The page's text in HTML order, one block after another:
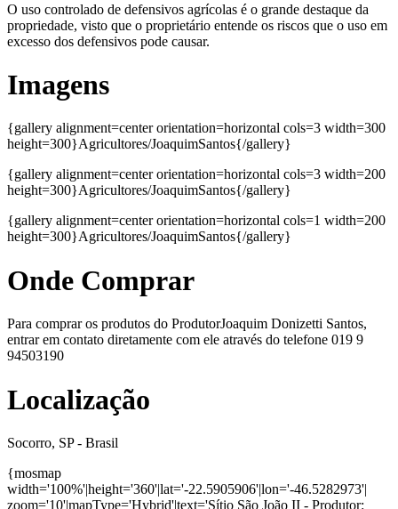
O uso controlado de defensivos agrícolas é o grande destaque da
propriedade, visto que o proprietário entende os riscos que o uso em
excesso dos defensivos pode causar.
Imagens
{gallery alignment=center orientation=horizontal cols=3 width=300
height=300}Agricultores/JoaquimSantos{/gallery}
{gallery alignment=center orientation=horizontal cols=3 width=200
height=300}Agricultores/JoaquimSantos{/gallery}
{gallery alignment=center orientation=horizontal cols=1 width=200
height=300}Agricultores/JoaquimSantos{/gallery}
Onde Comprar
Para comprar os produtos do ProdutorJoaquim Donizetti Santos,
entrar em contato diretamente com ele através do telefone 019 9
94503190
Localização
Socorro, SP - Brasil
{mosmap
width='100%'|height='360'|lat='-22.5905906'|lon='-46.5282973'|
zoom='10'|mapType='Hybrid'|text='Sítio São João II - Produtor: